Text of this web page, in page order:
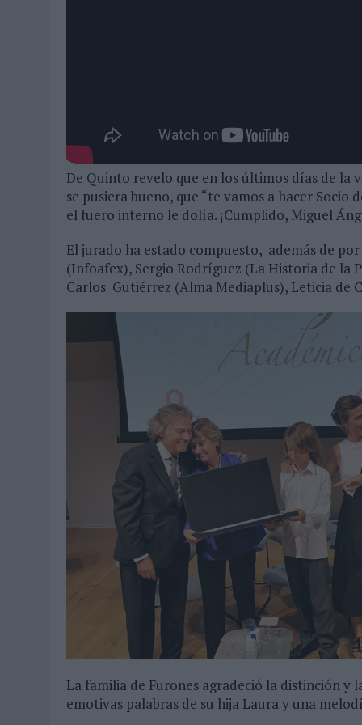
De Quinto revelo que en los últimos días de la
se pusiera bueno, que “te vamos a hacer Socio
el fuero interno le dolía. ¡Cumplido, Miguel
El jurado ha estado compuesto, además de
(Infoafex), Sergio Rodríguez (La Historia de la
Carlos Gutiérrez (Alma Mediaplus), Leticia de
La familia de Furones agradeció la distinción y
emotivas palabras de su hija Laura y una